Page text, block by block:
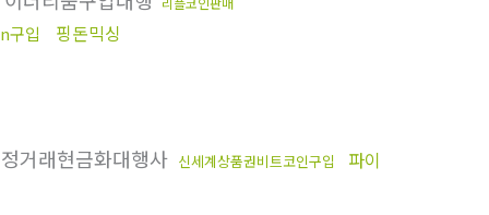
구입 핑돈믹싱
거래현금화대행사 신세계상품권비트코인구입 파이